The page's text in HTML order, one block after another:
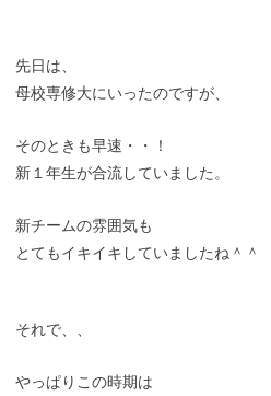
先日は、
母校専修大にいったのですが、
そのときも早速・・！
新１年生が合流していました。
新チームの雰囲気も
とてもイキイキしていましたね＾＾
それで、、
やっぱりこの時期は